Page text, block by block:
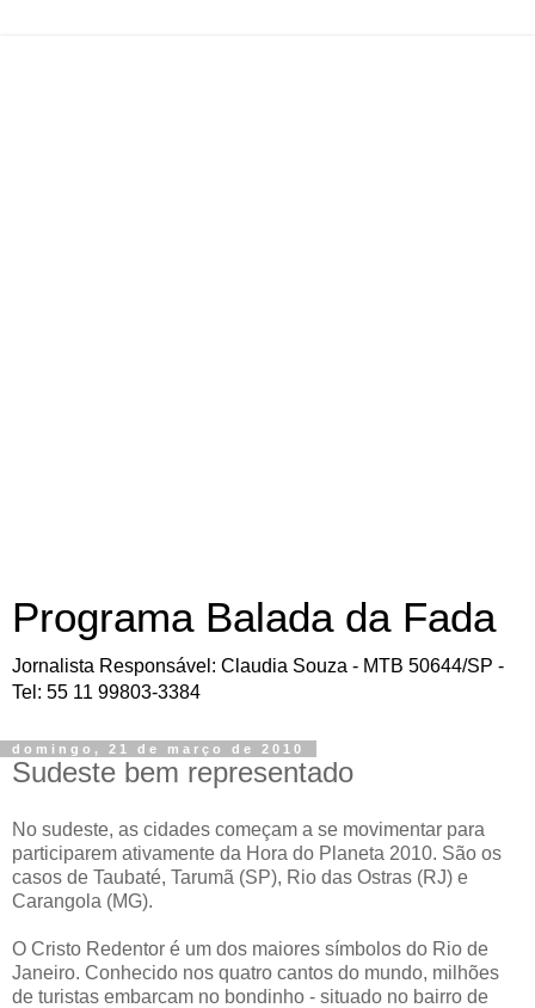
Programa Balada da Fada
Jornalista Responsável: Claudia Souza - MTB 50644/SP -
Tel: 55 11 99803-3384
domingo, 21 de março de 2010
Sudeste bem representado
No sudeste, as cidades começam a se movimentar para
participarem ativamente da Hora do Planeta 2010. São os
casos de Taubaté, Tarumã (SP), Rio das Ostras (RJ) e
Carangola (MG).
O Cristo Redentor é um dos maiores símbolos do Rio de
Janeiro. Conhecido nos quatro cantos do mundo, milhões
de turistas embarcam no bondinho - situado no bairro de